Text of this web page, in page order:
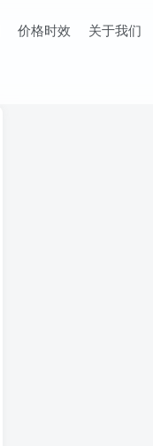
价格时效 关于我们